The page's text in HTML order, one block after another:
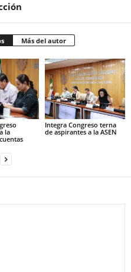
Más del autor
la
Integra Congreso terna
de aspirantes a la ASEN